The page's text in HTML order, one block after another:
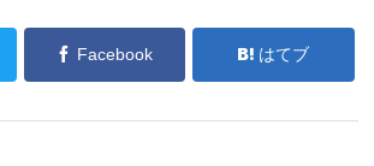
Facebook はてブ